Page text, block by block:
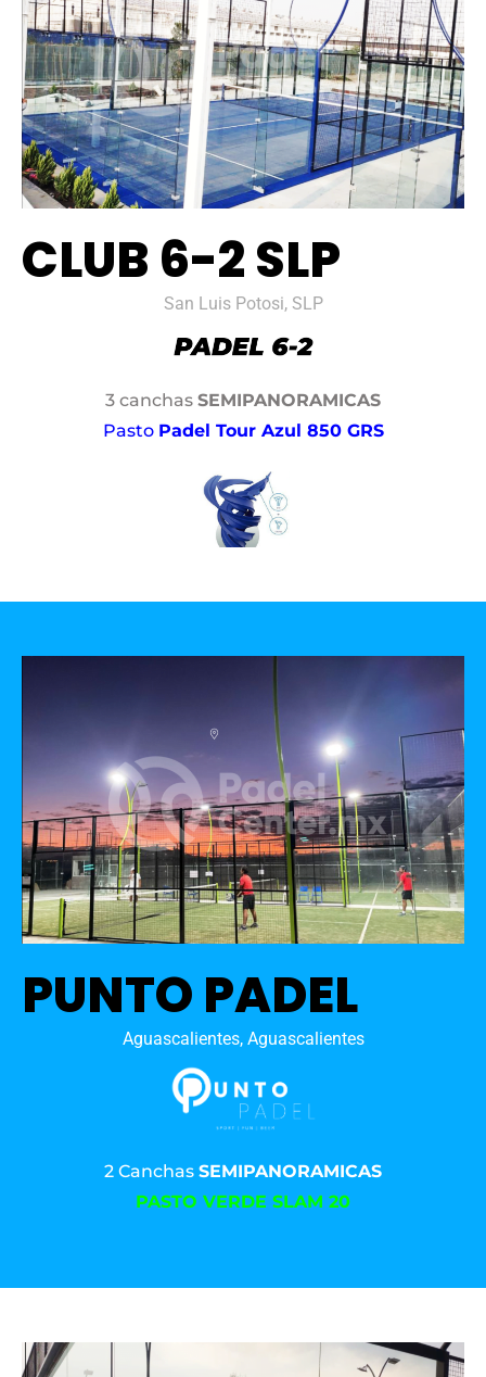
CLUB 6-2 SLP
San Luis Potosi, SLP
3 canchas SEMIPANORAMICAS
Pasto Padel Tour Azul 850 GRS
PUNTO PADEL
Aguascalientes, Aguascalientes
2 Canchas SEMIPANORAMICAS
PASTO VERDE SLAM 20